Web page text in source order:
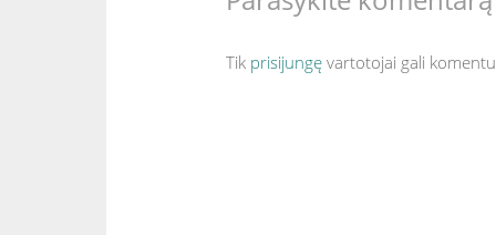
Tik prisijungęvartotojai gali